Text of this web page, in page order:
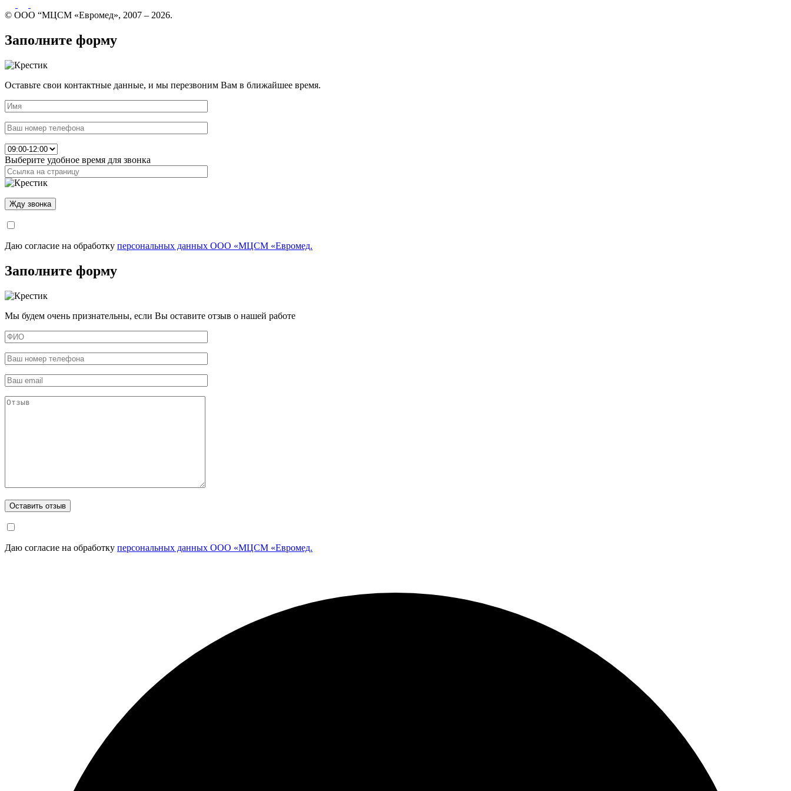
© ООО “МЦСМ «Евромед», 2007 – 2026.
Заполните форму
Оставьте свои контактные данные, и мы перезвоним Вам в ближайшее время.
Выберите удобное время для звонка
Даю согласие на обработку персональных данных ООО «МЦСМ «Евромед.
Заполните форму
Мы будем очень признательны, если Вы оставите отзыв о нашей работе
Даю согласие на обработку персональных данных ООО «МЦСМ «Евромед.